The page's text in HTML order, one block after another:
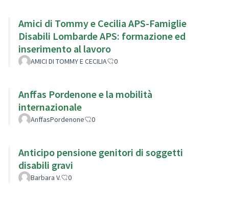
Amici di Tommy e Cecilia APS-Famiglie
Disabili Lombarde APS: formazione ed
inserimento al lavoro
AMICI DI TOMMY E CECILIA 0
Anffas Pordenone e la mobilità
internazionale
AnffasPordenone 0
Anticipo pensione genitori di soggetti
disabili gravi
Barbara V. 0